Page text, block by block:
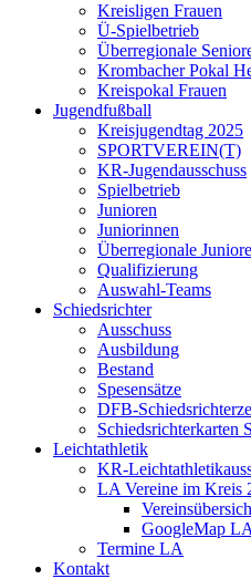
Kreisligen Frauen
Ü-Spielbetrieb
Überregionale
Krombacher Pokal
Kreispokal Frauen
Jugendfußball
Kreisjugendtag 2025
SPORTVEREIN(T)
KR-Jugendausschuss
Spielbetrieb
Junioren
Juniorinnen
Überregionale
Qualifizierung
Auswahl-Teams
Schiedsrichter
Ausschuss
Ausbildung
Bestand
Spesensätze
DFB-
Schiedsrichterkarten
Leichtathletik
KR-
LA Vereine im Kreis
GoogleMap LA
Termine LA
Kontakt